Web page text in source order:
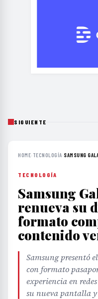
SIGUIENTE
HOME› TECNOLOGÍA›SAMSUNG
TECNOLOGÍA
Samsung
renueva su
formato
contenido
Samsung presentó
con formato
experiencia en
su nueva pantalla y